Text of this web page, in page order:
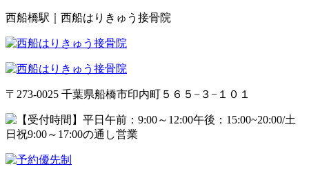
西船橋駅｜西船はりきゅう接骨院
〒273-0025 千葉県船橋市印内町５６５−３−１０１